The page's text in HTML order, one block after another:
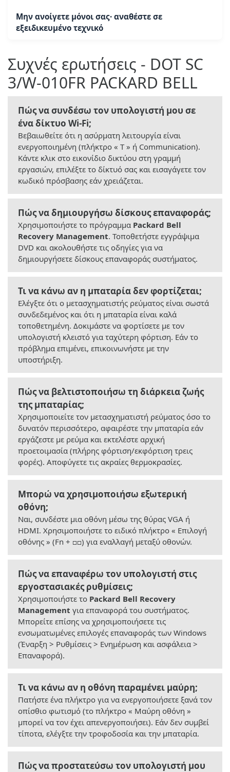
Μην ανοίγετε μόνοι σας· αναθέστε σε
εξειδικευμένο τεχνικό
Συχνές ερωτήσεις - DOT SC
3/W-010FR PACKARD BELL
Πώς να συνδέσω τον υπολογιστή μου σε
ένα δίκτυο Wi-Fi;
Βεβαιωθείτε ότι η ασύρματη λειτουργία είναι
ενεργοποιημένη (πλήκτρο « T » ή Communication).
Κάντε κλικ στο εικονίδιο δικτύου στη γραμμή
εργασιών, επιλέξτε το δίκτυό σας και εισαγάγετε τον
κωδικό πρόσβασης εάν χρειάζεται.
Πώς να δημιουργήσω δίσκους επαναφοράς;
Χρησιμοποιήστε το πρόγραμμα Packard Bell
Recovery Management. Τοποθετήστε εγγράψιμα
DVD και ακολουθήστε τις οδηγίες για να
δημιουργήσετε δίσκους επαναφοράς συστήματος.
Τι να κάνω αν η μπαταρία δεν φορτίζεται;
Ελέγξτε ότι ο μετασχηματιστής ρεύματος είναι σωστά
συνδεδεμένος και ότι η μπαταρία είναι καλά
τοποθετημένη. Δοκιμάστε να φορτίσετε με τον
υπολογιστή κλειστό για ταχύτερη φόρτιση. Εάν το
πρόβλημα επιμένει, επικοινωνήστε με την
υποστήριξη.
Πώς να βελτιστοποιήσω τη διάρκεια ζωής
της μπαταρίας;
Χρησιμοποιείτε τον μετασχηματιστή ρεύματος όσο το
δυνατόν περισσότερο, αφαιρέστε την μπαταρία εάν
εργάζεστε με ρεύμα και εκτελέστε αρχική
προετοιμασία (πλήρης φόρτιση/εκφόρτιση τρεις
φορές). Αποφύγετε τις ακραίες θερμοκρασίες.
Μπορώ να χρησιμοποιήσω εξωτερική
οθόνη;
Ναι, συνδέστε μια οθόνη μέσω της θύρας VGA ή
HDMI. Χρησιμοποιήστε το ειδικό πλήκτρο « Επιλογή
οθόνης » (Fn + □□) για εναλλαγή μεταξύ οθονών.
Πώς να επαναφέρω τον υπολογιστή στις
εργοστασιακές ρυθμίσεις;
Χρησιμοποιήστε το Packard Bell Recovery
Management για επαναφορά του συστήματος.
Μπορείτε επίσης να χρησιμοποιήσετε τις
ενσωματωμένες επιλογές επαναφοράς των Windows
(Έναρξη > Ρυθμίσεις > Ενημέρωση και ασφάλεια >
Επαναφορά).
Τι να κάνω αν η οθόνη παραμένει μαύρη;
Πατήστε ένα πλήκτρο για να ενεργοποιήσετε ξανά τον
οπίσθιο φωτισμό (το πλήκτρο « Μαύρη οθόνη »
μπορεί να τον έχει απενεργοποιήσει). Εάν δεν συμβεί
τίποτα, ελέγξτε την τροφοδοσία και την μπαταρία.
Πώς να προστατεύσω τον υπολογιστή μου